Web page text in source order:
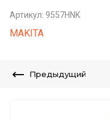
Артикул: 9557HNK
MAKITA
Предыдущий